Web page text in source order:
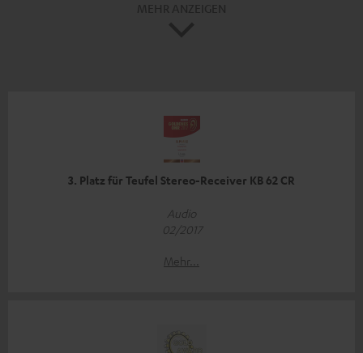
3. Platz für Teufel Stereo-Receiver KB 62 CR
Audio
02/2017
Mehr...